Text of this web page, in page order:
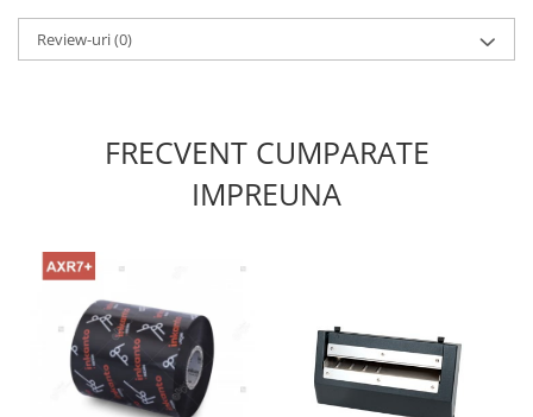
Review-uri(0)
FRECVENT CUMPARATE
IMPREUNA